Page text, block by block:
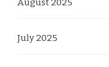
August 2025
July 2025